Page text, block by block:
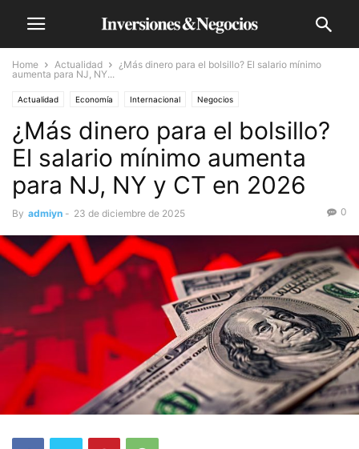
Home Actualidad
¿Más dinero para el bolsillo? El salario mínimo
aumenta para NJ, NY...
Actualidad Economía Internacional Negocios
¿Más dinero para el bolsillo?
El salario mínimo aumenta
para NJ, NY y CT en 2026
By admiyn - 23 de diciembre de 2025 0